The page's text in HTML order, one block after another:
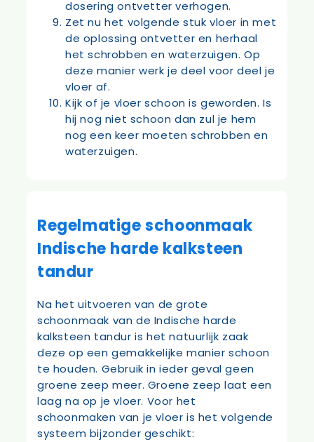
dosering ontvetter verhogen.
Zet nu het volgende stuk vloer in met
de oplossing ontvetter en herhaal
het schrobben en waterzuigen. Op
deze manier werk je deel voor deel je
vloer af.
Kijk of je vloer schoon is geworden. Is
hij nog niet schoon dan zul je hem
nog een keer moeten schrobben en
waterzuigen.
Regelmatige schoonmaak
Indische harde kalksteen
tandur
Na het uitvoeren van de grote
schoonmaak van de Indische harde
kalksteen tandur is het natuurlijk zaak
deze op een gemakkelijke manier schoon
te houden. Gebruik in ieder geval geen
groene zeep meer. Groene zeep laat een
laag na op je vloer. Voor het
schoonmaken van je vloer is het volgende
systeem bijzonder geschikt: